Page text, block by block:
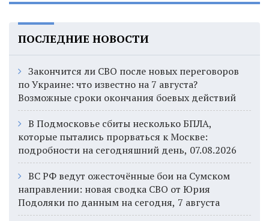
ПОСЛЕДНИЕ НОВОСТИ
Закончится ли СВО после новых переговоров
по Украине: что известно на 7 августа?
Возможные сроки окончания боевых действий
В Подмосковье сбиты несколько БПЛА,
которые пытались прорваться к Москве:
подробности на сегодняшний день, 07.08.2026
ВС РФ ведут ожесточённые бои на Сумском
направлении: новая сводка СВО от Юрия
Подоляки по данным на сегодня, 7 августа